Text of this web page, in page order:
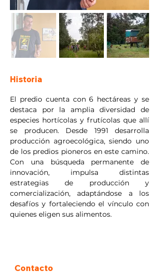
Historia
El predio cuenta con 6 hectáreas y se
destaca por la amplia diversidad de
especies hortícolas y frutícolas que allí
se producen. Desde 1991 desarrolla
producción agroecológica, siendo uno
de los predios pioneros en este camino.
Con una búsqueda permanente de
innovación, impulsa distintas
estrategias de producción y
comercialización, adaptándose a los
desafíos y fortaleciendo el vínculo con
quienes eligen sus alimentos.
Contacto